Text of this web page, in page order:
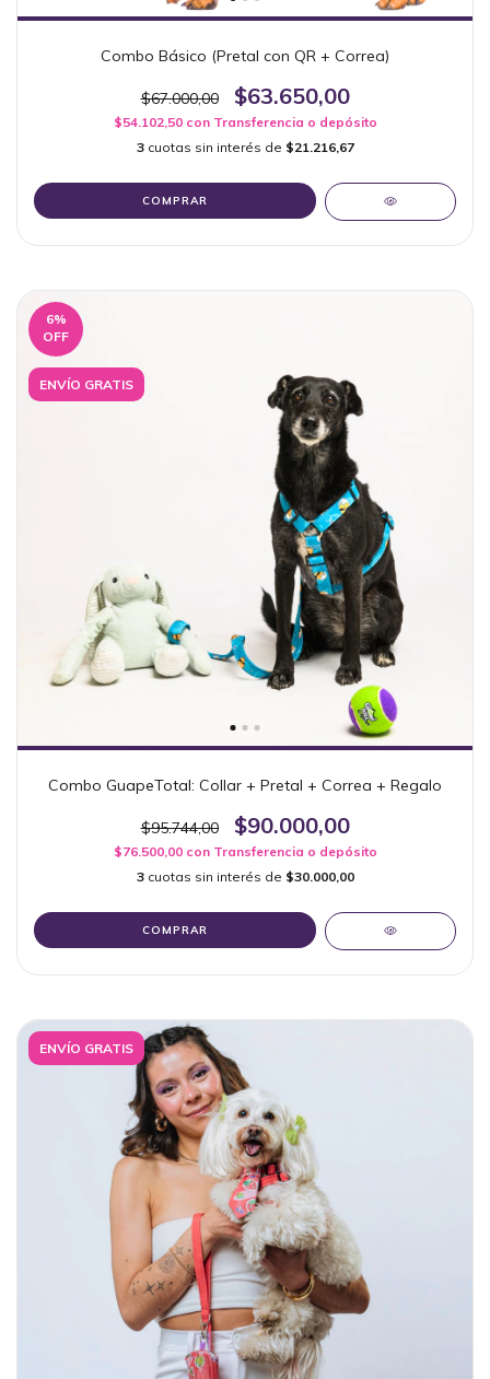
Combo Básico (Pretal con QR + Correa)
$67.000,00 $63.650,00
$54.102,50 con Transferencia o depósito
3 cuotas sin interés de $21.216,67
COMPRAR
6%
OFF
ENVÍO GRATIS
Combo GuapeTotal: Collar + Pretal + Correa + Regalo
$95.744,00 $90.000,00
$76.500,00 con Transferencia o depósito
3 cuotas sin interés de $30.000,00
COMPRAR
ENVÍO GRATIS